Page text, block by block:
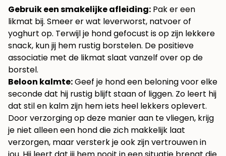
Gebruik een smakelijke afleiding: Pak er een
likmat bij. Smeer er wat leverworst, natvoer of
yoghurt op. Terwijl je hond gefocust is op zijn lekkere
snack, kun jij hem rustig borstelen. De positieve
associatie met de likmat slaat vanzelf over op de
borstel.
Beloon kalmte:Geef je hond een beloning voor elke
seconde dat hij rustig blijft staan of liggen. Zo leert hij
dat stil en kalm zijn hem iets heel lekkers oplevert.
Door verzorging op deze manier aan te vliegen, krijg
je niet alleen een hond die zich makkelijk laat
verzorgen, maar versterk je ook zijn vertrouwen in